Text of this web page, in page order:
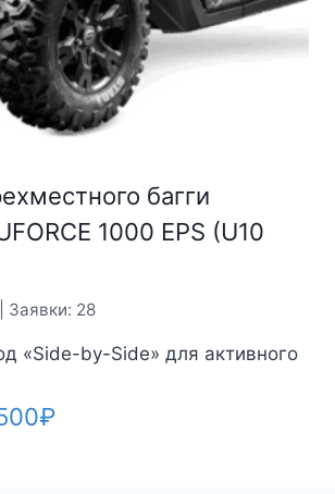
багги
1000 EPS (U10
Заявки: 28
«Side-by-Side» для активного
₽